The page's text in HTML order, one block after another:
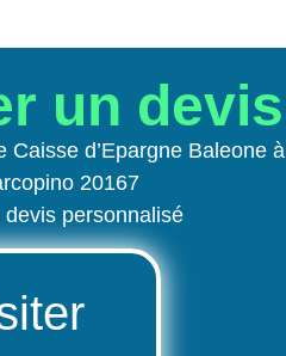
un devis
Caisse d’Epargne Baleone à
20167
personnalisé